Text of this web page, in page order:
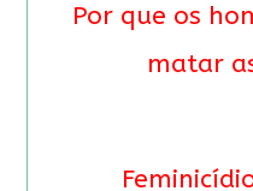
Por que os
matar